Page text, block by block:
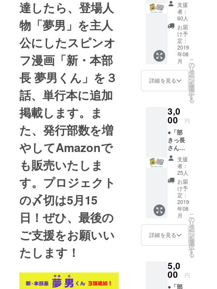
達したら、登場人
物「夢男」を主人
公にしたスピンオ
フ漫画「新・本部
長 夢男くん」を３
話、単行本に追加
掲載します。ま
た、発行部数を増
やしてAmazonで
も販売いたしま
す。プロジェクト
の〆切は5月15
日！ぜひ、最後の
ご支援をお願いい
たします！
本（１
冊）：
いとけ
んの手
書きサ
イン入
り（あ
なたへ
の宛名
もお書
きしま
す）。
ジェク
トにご
協力い
ただい
たあな
たへの
感謝の
心をこ
めて、
あなた
のお名
前を本
の奥付
けに記
載しま
す。 ●
部きっ
クリア
ファイ
ル
支援
者：
60人
お届
け予
定：
2019
年08
月
詳細を見る
こ
の
リ
タ
ー
ン
を
選
択
す
る
3,0
00 円
●「部
きっ長
さん」
の単行
本（１
冊）：
いとけ
んの手
書きサ
イン入
り（あ
なたへ
の宛名
もお書
きしま
す）。
ジェク
トにご
協力い
支援
者：
25人
お届
け予
定：
2019
年08
月
詳細を見る
こ
の
リ
タ
ー
ン
を
選
択
す
る
5,0
00 円
●「部